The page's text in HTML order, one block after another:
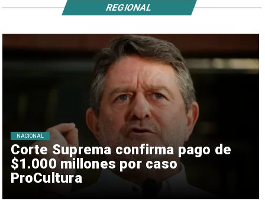
Corte Suprema confirma pago de
$1.000 millones por caso
ProCultura
NACIONAL
REGIONAL